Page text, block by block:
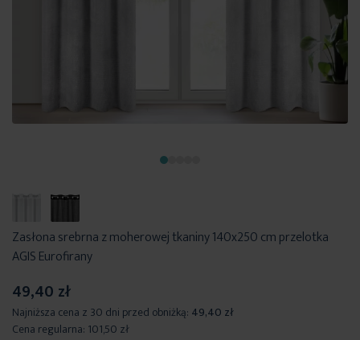
Zasłona srebrna z moherowej tkaniny 140x250 cm przelotka
AGIS Eurofirany
49,40 zł
Najniższa cena z 30 dni przed obniżką: 49,40 zł
Cena regularna: 101,50 zł